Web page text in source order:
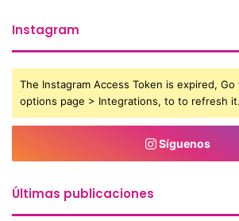
Instagram
The Instagram Access Token is expired,
options page > Integrations, to to refresh it.
Síguenos
Últimas publicaciones